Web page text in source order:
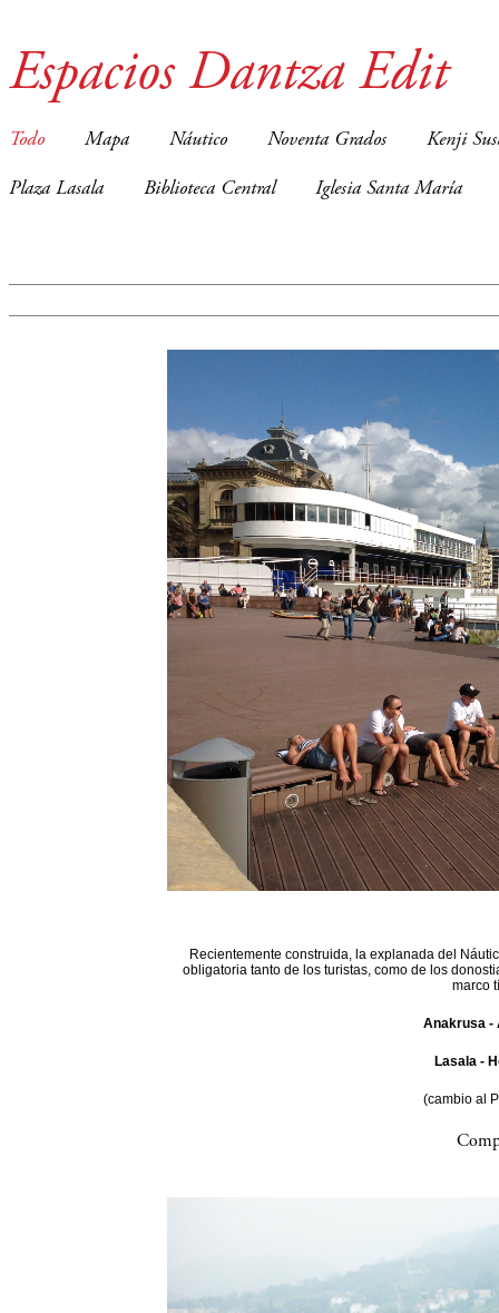
Espacios Dantza Edit
Todo Mapa Náutico Noventa Grados Kenji
Plaza Lasala Biblioteca Central Iglesia Santa María
Recientemente construida, la explanada del
obligatoria tanto de los turistas, como de los
marco
Anakrusa -
Lasala -
(cambio al